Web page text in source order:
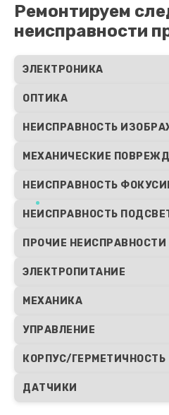
Ремонт цепи
1000
Замена
550
Ремонтируем
неисправности
ЭЛЕКТРОНИКА
ОПТИКА
НЕИСПРАВНОСТЬ
МЕХАНИЧЕСКИЕ
НЕИСПРАВНОСТЬ
НЕИСПРАВНОСТЬ
ПРОЧИЕ НЕИСПРАВНОСТИ
ЭЛЕКТРОПИТАНИЕ
МЕХАНИКА
УПРАВЛЕНИЕ
КОРПУС/ГЕРМЕТИЧНОСТЬ
ДАТЧИКИ